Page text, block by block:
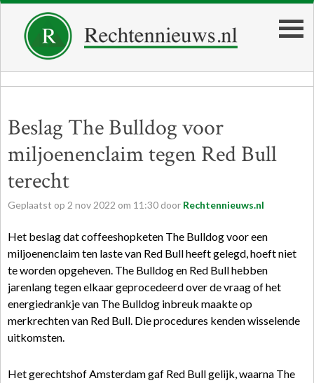
Beslag The Bulldog voor
miljoenenclaim tegen Red Bull
terecht
Geplaatst op 2 nov 2022 om 11:30 door Rechtennieuws.nl
Het beslag dat coffeeshopketen The Bulldog voor een
miljoenenclaim ten laste van Red Bull heeft gelegd, hoeft niet
te worden opgeheven. The Bulldog en Red Bull hebben
jarenlang tegen elkaar geprocedeerd over de vraag of het
energiedrankje van The Bulldog inbreuk maakte op
merkrechten van Red Bull. Die procedures kenden wisselende
uitkomsten.
Het gerechtshof Amsterdam gaf Red Bull gelijk, waarna The